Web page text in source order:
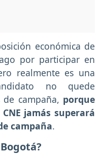
económica de
por participar en
realmente es una
no quede
de campaña, porque
jamás superará
campaña.